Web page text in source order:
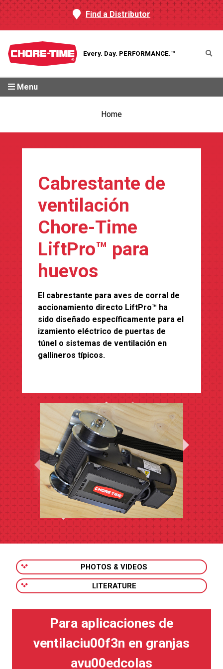
Find a Distributor
Every. Day. PERFORMANCE.™
Menu
Home
Cabrestante de
ventilación
Chore-Time
LiftPro™ para
huevos
El cabrestante para aves de corral de
accionamiento directo LiftPro™ ha
sido diseñado específicamente para el
izamiento eléctrico de puertas de
túnel o sistemas de ventilación en
gallineros típicos.
PHOTOS & VIDEOS
LITERATURE